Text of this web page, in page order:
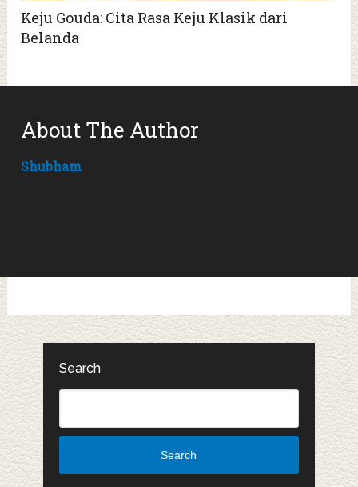
Keju Gouda: Cita Rasa Keju Klasik dari
Belanda
About The Author
Shubham
Search
Search